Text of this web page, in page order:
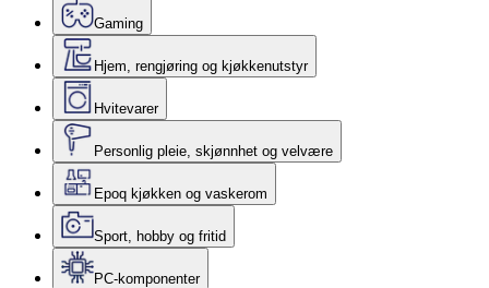
Gaming
Hjem, rengjøring og kjøkkenutstyr
Hvitevarer
Personlig pleie, skjønnhet og velvære
Epoq kjøkken og vaskerom
Sport, hobby og fritid
PC-komponenter